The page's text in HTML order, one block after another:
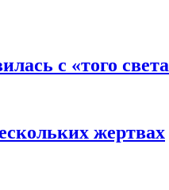
с «того
жертвах